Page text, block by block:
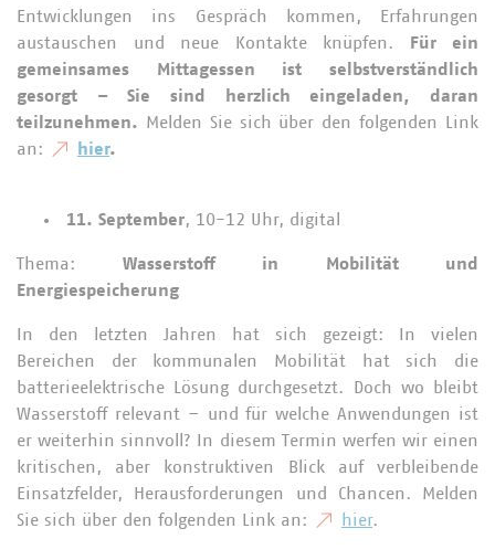
Entwicklungen ins Gespräch kommen, Erfahrungen
austauschen und neue Kontakte knüpfen.
Für ein
gemeinsames Mittagessen ist selbstverständlich
gesorgt – Sie sind herzlich eingeladen, daran
teilzunehmen. Melden Sie sich über den folgenden Link
an:
hier.
11. September, 10-12 Uhr, digital
Thema: Wasserstoff in Mobilität und
Energiespeicherung
In den letzten Jahren hat sich gezeigt: In vielen
Bereichen der kommunalen Mobilität hat sich die
batterieelektrische Lösung durchgesetzt. Doch wo bleibt
Wasserstoff relevant – und für welche Anwendungen ist
er weiterhin sinnvoll? In diesem Termin werfen wir einen
kritischen, aber konstruktiven Blick auf verbleibende
Einsatzfelder, Herausforderungen und Chancen.
Melden
Sie sich über den folgenden Link an:
hier.